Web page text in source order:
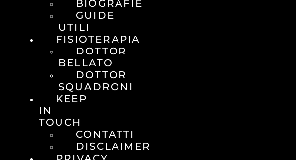
BIOGRAFIE
GUIDE
UTILI
FISIOTERAPIA
DOTTOR
BELLATO
DOTTOR
SQUADRONI
KEEP
IN
TOUCH
CONTATTI
DISCLAIMER